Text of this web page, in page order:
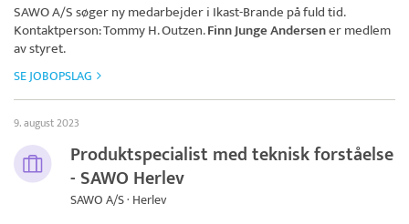
SAWO A/Ssøger ny medarbejder i Ikast-Brande på fuld tid.
Kontaktperson: Tommy H. Outzen.Finn Junge Andersener medlem
av styret.
SE JOBOPSLAG
9. august 2023
Produktspecialist med teknisk forståelse
- SAWO Herlev
SAWO A/S · Herlev